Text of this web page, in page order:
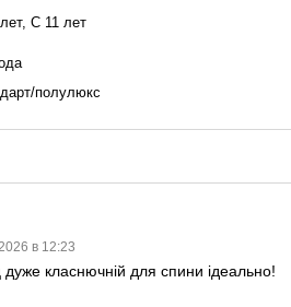
С 11 лет
полулюкс
в 12:23
класнючній для спини ідеально!